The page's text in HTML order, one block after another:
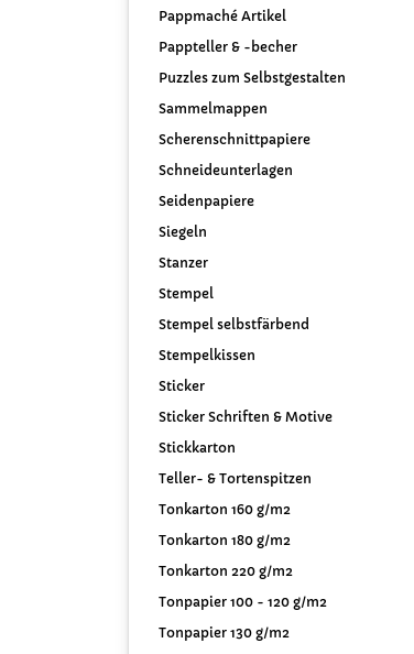
Pappmaché Artikel
Pappteller & -becher
Puzzles zum Selbstgestalten
Sammelmappen
Scherenschnittpapiere
Schneideunterlagen
Seidenpapiere
Siegeln
Stanzer
Stempel
Stempel selbstfärbend
Stempelkissen
Sticker
Sticker Schriften & Motive
Stickkarton
Teller- & Tortenspitzen
Tonkarton 160 g/m2
Tonkarton 180 g/m2
Tonkarton 220 g/m2
Tonpapier 100 - 120 g/m2
Tonpapier 130 g/m2